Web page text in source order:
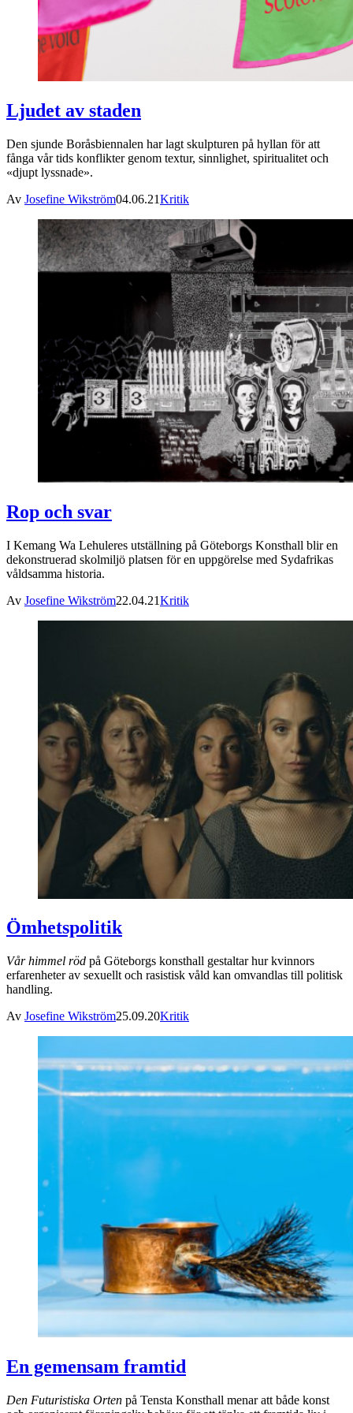
Ljudet av staden
Den sjunde Boråsbiennalen har lagt skulpturen på hyllan för att
fånga vår tids konflikter genom textur, sinnlighet, spiritualitet och
«djupt lyssnade».
Av Josefine Wikström04.06.21Kritik
Rop och svar
I Kemang Wa Lehuleres utställning på Göteborgs Konsthall blir en
dekonstruerad skolmiljö platsen för en uppgörelse med Sydafrikas
våldsamma historia.
Av Josefine Wikström22.04.21Kritik
Ömhetspolitik
Vår himmel röd på Göteborgs konsthall gestaltar hur kvinnors
erfarenheter av sexuellt och rasistisk våld kan omvandlas till politisk
handling.
Av Josefine Wikström25.09.20Kritik
En gemensam framtid
Den Futuristiska Orten på Tensta Konsthall menar att både konst